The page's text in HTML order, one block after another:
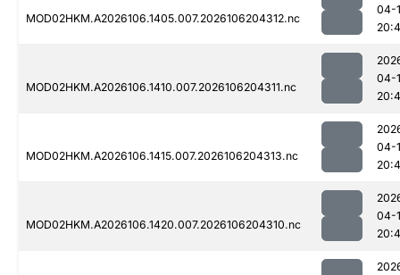
MOD02HKM.A2026106.1405.007.2026106204312.nc
04-
MOD02HKM.A2026106.1410.007.2026106204311.nc
04-
MOD02HKM.A2026106.1415.007.2026106204313.nc
04-
MOD02HKM.A2026106.1420.007.2026106204310.nc
04-